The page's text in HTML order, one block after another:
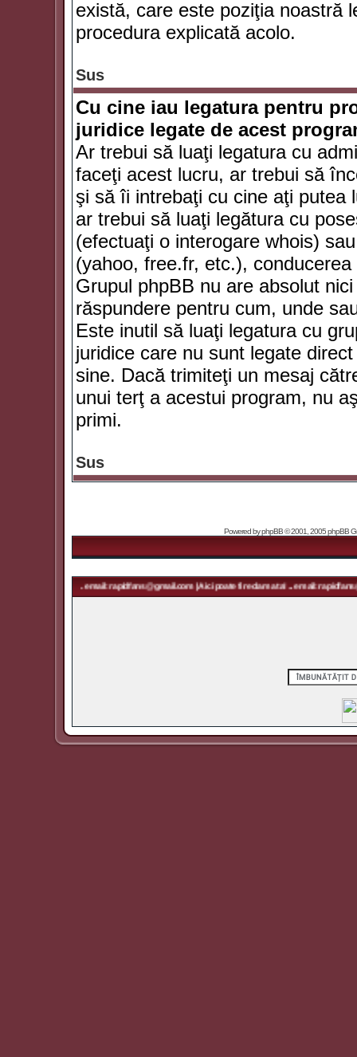
există, care este poziţia noastră
procedura explicată acolo.
Sus
Cu cine iau legatura pentru
juridice legate de acest
Ar trebui să luaţi legatura cu
faceţi acest lucru, ar trebui să
şi să îi intrebaţi cu cine aţi putea
ar trebui să luaţi legătura cu
(efectuaţi o interogare whois)
(yahoo, free.fr, etc.),
Grupul phpBB nu are absolut
răspundere pentru cum, unde
Este inutil să luaţi legatura cu
juridice care nu sunt legate
sine. Dacă trimiteţi un mesaj
unui terţ a acestui program, nu
primi.
Sus
Powered byphpBB© 2001, 2005 phpBB
ta! ... email: rapidfans@gmail.com | Aici poate fi reclama ta! ... email: rapidfans@gmail.com